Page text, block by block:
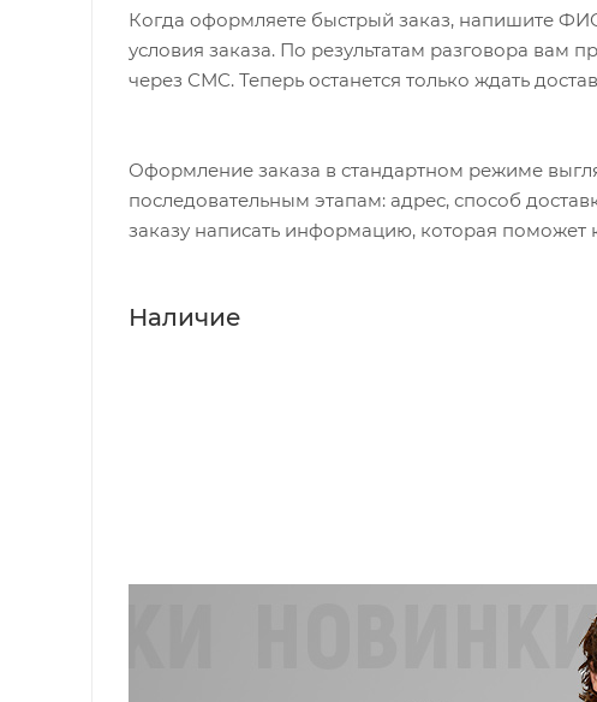
Когда оформляете быстрый заказ, напишите
условия заказа. По результатам разговора вам
через СМС. Теперь останется только ждать
Оформление заказа в стандартном режиме
последовательным этапам: адрес, способ
заказу написать информацию, которая поможет
Наличие